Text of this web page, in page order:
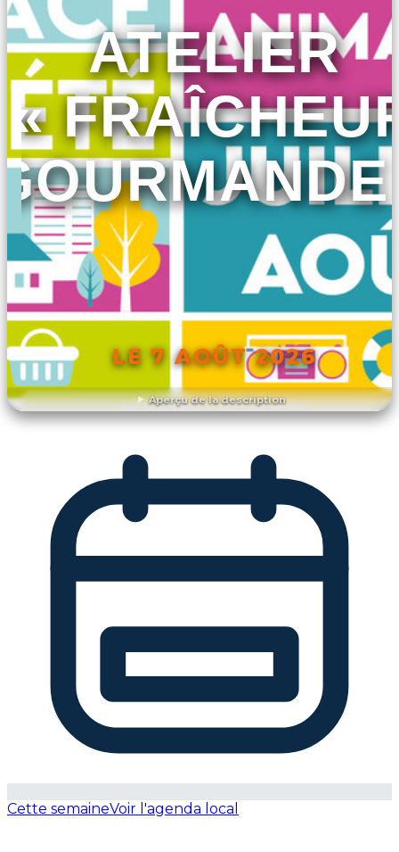
Aperçu de la description
ATELIER
«
LE 7 AOÛT 2026
DÉCOUVRIR L'ÉVÉNEMENT
Cette semaineVoir l'agenda local